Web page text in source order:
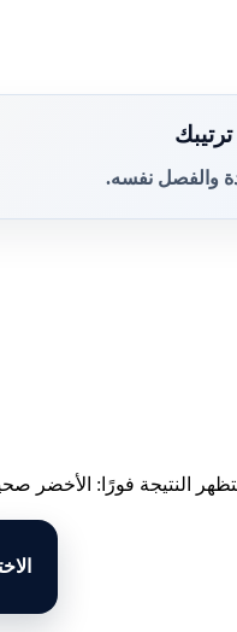
والفصل نفسه.
النتيجة فورًا: الأخضر